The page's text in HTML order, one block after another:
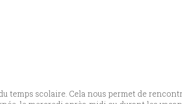
temps scolaire. Cela nous permet de